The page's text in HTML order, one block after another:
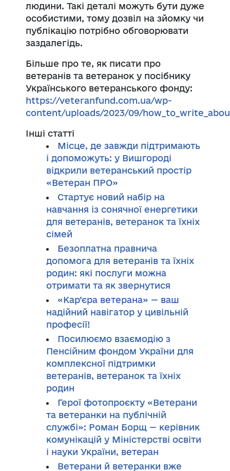
людини. Такі деталі можуть бути дуже
особистими, тому дозвіл на зйомку чи
публікацію потрібно обговорювати
заздалегідь.
Більше про те, як писати про
ветеранів та ветеранок у посібнику
Українського ветеранського фонду:
https://veteranfund.com.ua/wp-
content/uploads/2023/09/
Інші статті
Місце, де завжди підтримають
і допоможуть: у Вишгороді
відкрили ветеранський простір
«Ветеран ПРО»
Стартує новий набір на
навчання із сонячної енергетики
для ветеранів, ветеранок та їхніх
сімей
Безоплатна правнича
допомога для ветеранів та їхніх
родин: які послуги можна
отримати та як звернутися
«Кар’єра ветерана» — ваш
надійний навігатор у цивільній
професії!
Посилюємо взаємодію з
Пенсійним фондом України для
комплексної підтримки
ветеранів, ветеранок та їхніх
родин
Герої фотопроєкту «Ветерани
та ветеранки на публічній
службі»: Роман Борщ — керівник
комунікацій у Міністерстві освіти
і науки України, ветеран
Ветерани й ветеранки вже